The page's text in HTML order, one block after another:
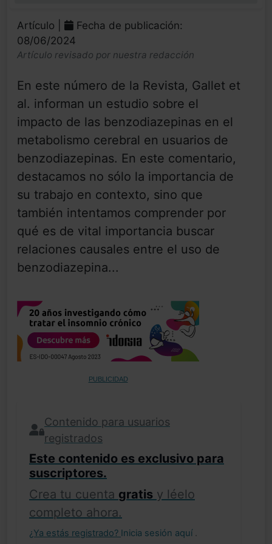
Artículo |
Fecha de publicación:
08/06/2024
Artículo revisado por nuestra redacción
En este número de la Revista, Gallet et
al. informan un estudio sobre el
impacto de las benzodiazepinas en el
metabolismo cerebral en usuarios de
benzodiazepinas. En este comentario,
destacamos no sólo la importancia de
su trabajo en contexto, sino que
también intentamos comprender por
qué es de vital importancia buscar
relaciones causales entre el uso de
benzodiazepina...
PUBLICIDAD
Contenido para usuarios
registrados
Este contenido es exclusivo para
suscriptores.
Crea tu cuenta gratis y léelo
completo ahora.
¿Ya estás registrado? Inicia sesión aquí .